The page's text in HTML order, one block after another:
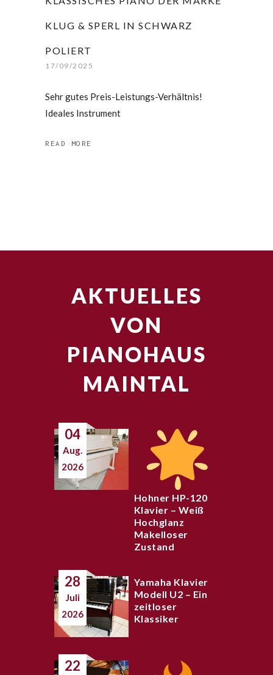
KLUG & SPERL IN SCHWARZ
POLIERT
17/09/2025
Sehr gutes Preis-Leistungs-Verhältnis!
Ideales Instrument
READ MORE
AKTUELLES
VON
PIANOHAUS
MAINTAL
04
Aug.
2026
Hohner HP-120
Klavier – Weiß
Hochglanz
Makelloser
Zustand
28
Juli
2026
Yamaha Klavier
Modell U2 – Ein
zeitloser
Klassiker
22